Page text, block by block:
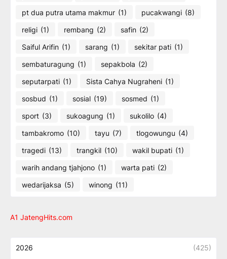
pt dua putra utama makmur (1) pucakwangi (8)
religi (1) rembang (2) safin (2)
Saiful Arifin (1) sarang (1) sekitar pati (1)
sembaturagung (1) sepakbola (2)
seputarpati (1) Sista Cahya Nugraheni (1)
sosbud (1) sosial (19) sosmed (1)
sport (3) sukoagung (1) sukolilo (4)
tambakromo (10) tayu (7) tlogowungu (4)
tragedi (13) trangkil (10) wakil bupati (1)
warih andang tjahjono (1) warta pati (2)
wedarijaksa (5) winong (11)
A1 JatengHits.com
2026 (425)